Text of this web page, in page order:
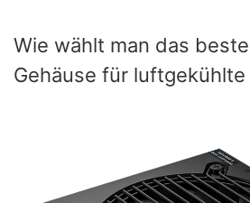
Wie wählt man das
Gehäuse für luftgekühlte